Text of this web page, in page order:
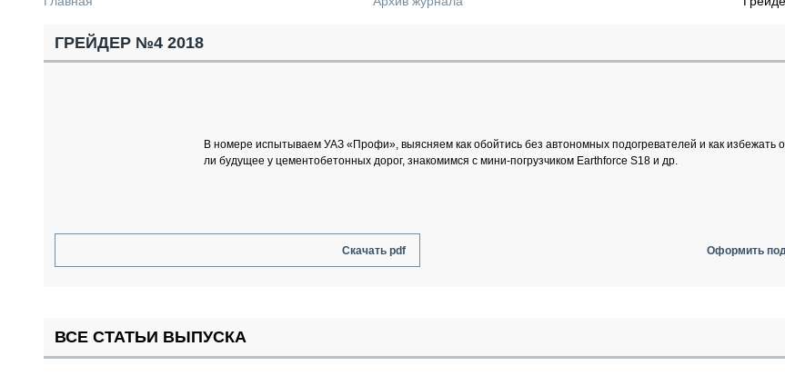
СПЕЦТЕХНИКА И ТРАНСПОРТ
ИСПЫТАТЕЛИ
ТЕХНОЛОГИИ
КОМТРАНС 2021
ГРЕЙДЕР №4 2018
В номере испытываем УАЗ «Профи», выясняем как обойтись без автономных подогревателей и как избежать
ли будущее у цементобетонных дорог, знакомимся с мини-погрузчиком Earthforce S18 и др.
Скачать pdf Оформить
ВСЕ СТАТЬИ ВЫПУСКА